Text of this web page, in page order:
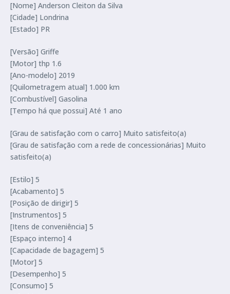
[Nome] Anderson Cleiton da Silva
[Cidade] Londrina
[Estado] PR
[Versão] Griffe
[Motor] thp 1.6
[Ano-modelo] 2019
[Quilometragem atual] 1.000 km
[Combustível] Gasolina
[Tempo há que possui] Até 1 ano
[Grau de satisfação com o carro] Muito satisfeito(a)
[Grau de satisfação com a rede de concessionárias] Muito
satisfeito(a)
[Estilo] 5
[Acabamento] 5
[Posição de dirigir] 5
[Instrumentos] 5
[Itens de conveniência] 5
[Espaço interno] 4
[Capacidade de bagagem] 5
[Motor] 5
[Desempenho] 5
[Consumo] 5